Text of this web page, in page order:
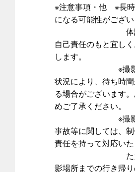
※注意事項・他 ※長
になる可能性がござい
体調管
自己責任のもと宜し
します。
※撮影の
状況により、待ち時
る場合がございます
めご了承ください。
※撮影に
事故等に関しては、
責任を持って対応いた
ただし
影場所までの行き帰